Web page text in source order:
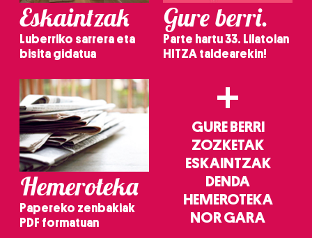
Eskaintzak
Luberriko sarrera eta
bisita gidatua
Gure berri.
Parte hartu 33. Lilatoian
HITZA taldearekin!
Hemeroteka
Papereko zenbakiak
PDF formatuan
+
GURE BERRI
ZOZKETAK
ESKAINTZAK
DENDA
HEMEROTEKA
NOR GARA